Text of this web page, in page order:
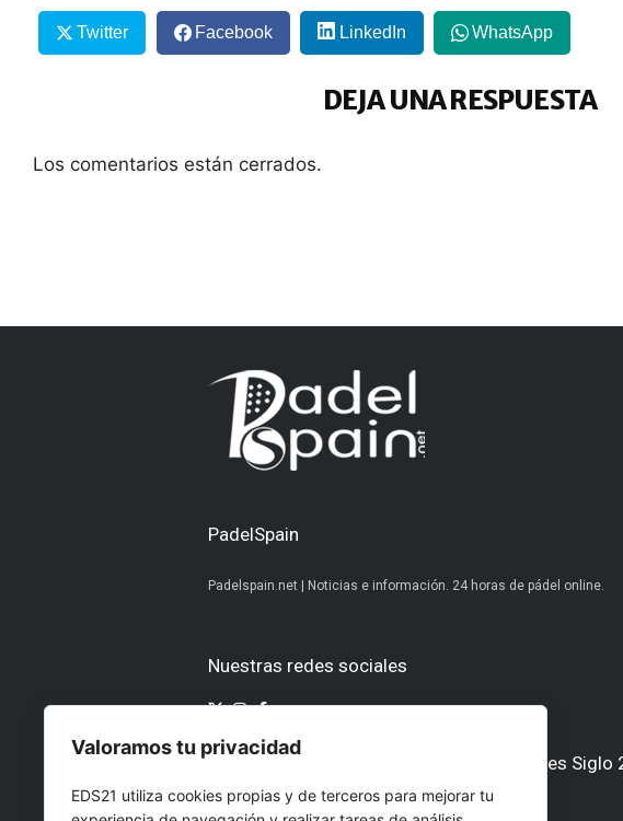
Twitter Facebook LinkedIn WhatsApp
DEJA UNA RESPUESTA
Los comentarios están cerrados.
PadelSpain
Padelspain.net | Noticias e información. 24 horas de pádel online.
Nuestras redes sociales
Otros medios del Grupo Ediciones Digitales Siglo
AltoDirectivo GolfConfidencial
Valoramos tu privacidad
EDS21 utiliza cookies propias y de terceros para mejorar tu